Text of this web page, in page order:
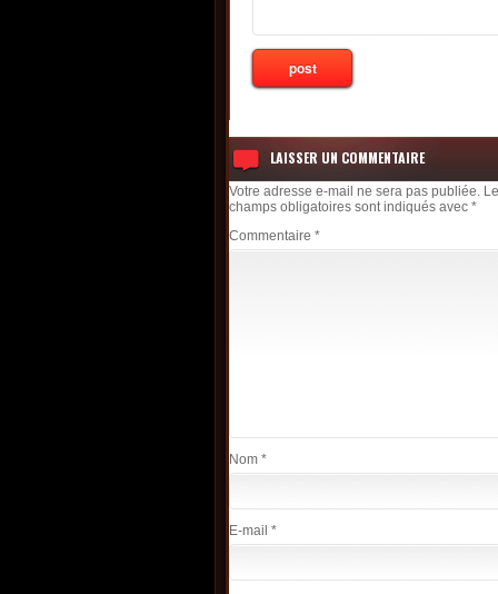
LAISSER UN COMMENTAIRE
Votre adresse e-mail ne sera pas publiée.
champs obligatoires sont indiqués avec *
Commentaire *
Nom *
E-mail *